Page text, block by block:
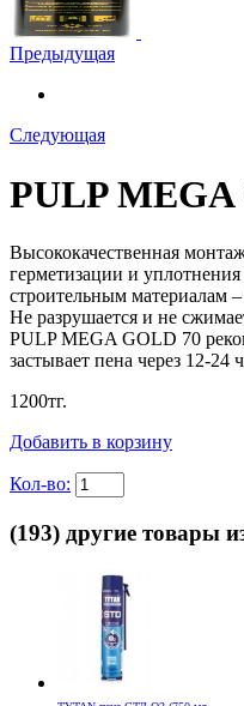
Предыдущая
Следующая
PULP
Высококачественная
герметизации и
строительным материалам
Не разрушается и не
PULP MEGA GOLD 70
застывает пена через 12-
1200тг.
Добавить в корзину
Кол-во:
(193) другие товары